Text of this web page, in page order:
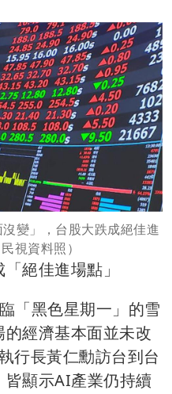
變」，台股大跌成絕佳進
視資料照）
絕佳進場點」
「黑色星期一」的雪
經濟基本面並未改
行長黃仁勳訪台到台
顯示AI產業仍持續